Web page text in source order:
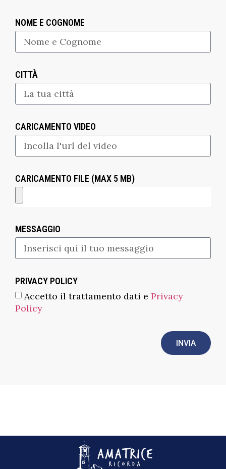
NOME E COGNOME
CITTÀ
CARICAMENTO VIDEO
CARICAMENTO FILE (MAX 5 MB)
MESSAGGIO
PRIVACY POLICY
Accetto il trattamento dati e Privacy
Policy
INVIA